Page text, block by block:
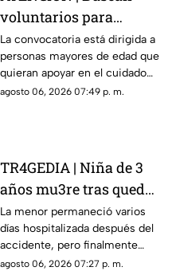
voluntarios para
cuidar gatos en una
isla de Grecia
La convocatoria está dirigida a
personas mayores de edad que
quieran apoyar en el cuidado
de gatos rescatados mientras
agosto 06, 2026 07:49 p. m.
TR4GEDIA | Niña de 3
años mu3re tras quedar
atrapada en un juguete
La menor permaneció varios
días hospitalizada después del
accidente, pero finalmente
perdió la vida a causa de una
agosto 06, 2026 07:27 p. m.